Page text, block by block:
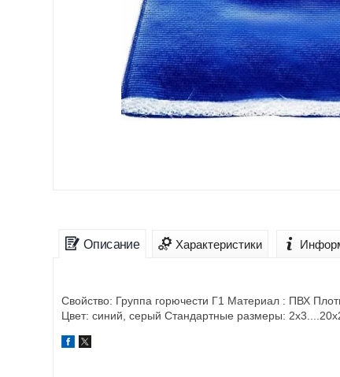
Описание Характеристики
Свойство: Группа горючести Г1 Материал : ПВХ
Цвет: синий, серый Стандартные размеры: